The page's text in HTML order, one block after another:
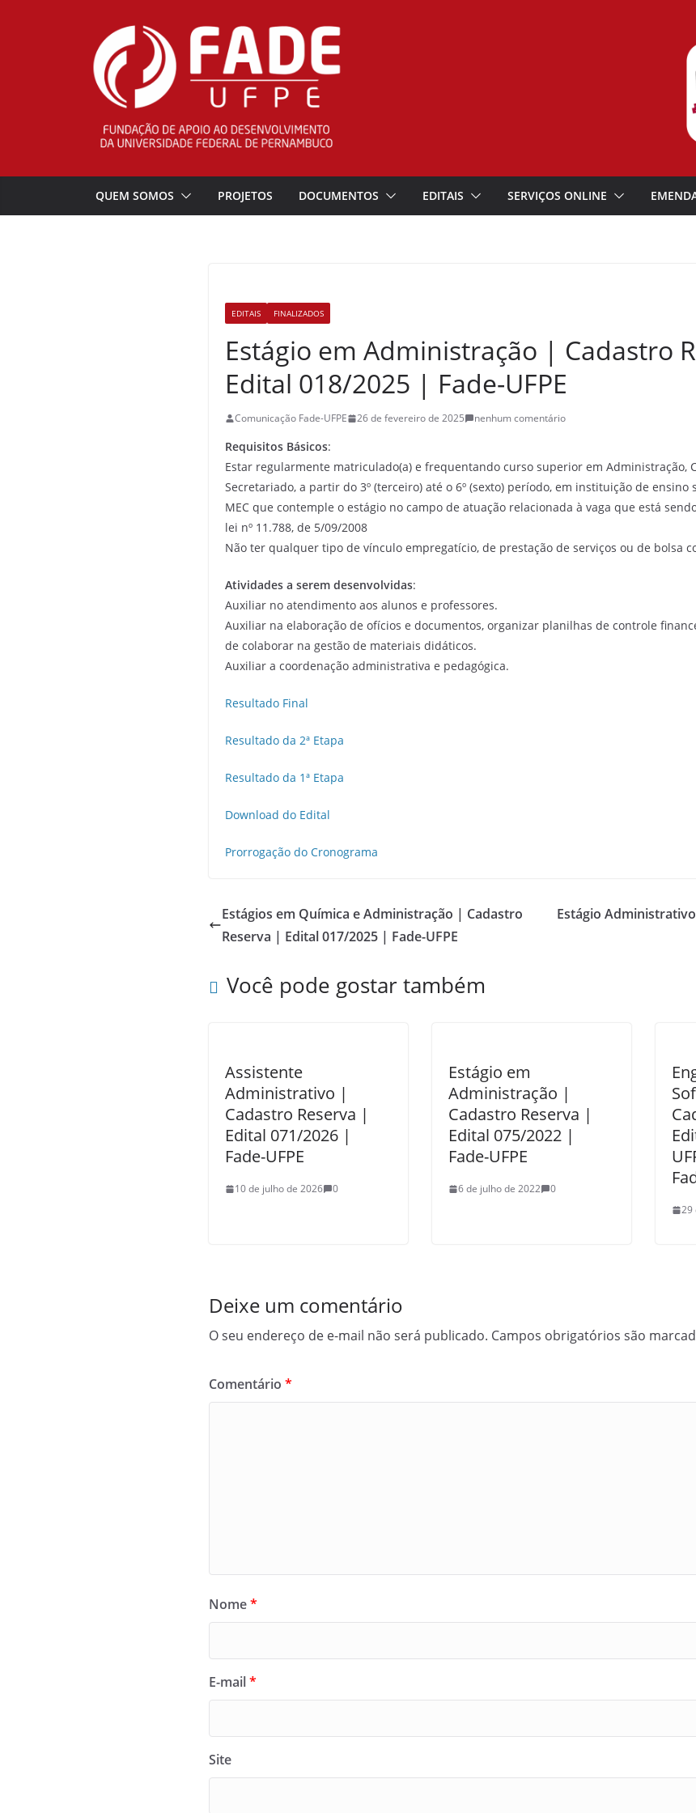
QUEM SOMOS PROJETOS DOCUMENTOS EDITAIS SERVIÇOS ONLINE
EDITAIS FINALIZADOS
Estágio em Administração | Cadastro
Edital 018/2025 | Fade-UFPE
Comunicação Fade-UFPE 26 de fevereiro de 2025 nenhum comentário
Requisitos Básicos:
Estar regularmente matriculado(a) e frequentando curso superior em Administração,
Secretariado, a partir do 3º (terceiro) até o 6º (sexto) período, em instituição de
MEC que contemple o estágio no campo de atuação relacionada à vaga que está
lei nº 11.788, de 5/09/2008
Não ter qualquer tipo de vínculo empregatício, de prestação de serviços ou de bolsa
Atividades a serem desenvolvidas:
Auxiliar no atendimento aos alunos e professores.
Auxiliar na elaboração de ofícios e documentos, organizar planilhas de controle
de colaborar na gestão de materiais didáticos.
Auxiliar a coordenação administrativa e pedagógica.
Resultado Final
Resultado da 2ª Etapa
Resultado da 1ª Etapa
Download do Edital
Prorrogação do Cronograma
Estágios em Química e Administração | Cadastro
Reserva | Edital 017/2025 | Fade-UFPE
Estágio
Você pode gostar também
Assistente
Administrativo |
Cadastro Reserva |
Edital 071/2026 |
Fade-UFPE
10 de julho de 2026 0
Estágio em
Administração |
Cadastro Reserva |
Edital 075/2022 |
Fade-UFPE
6 de julho de 2022 0
29
Deixe um comentário
O seu endereço de e-mail não será publicado. Campos obrigatórios são
Comentário *
Nome*
E-mail*
Site